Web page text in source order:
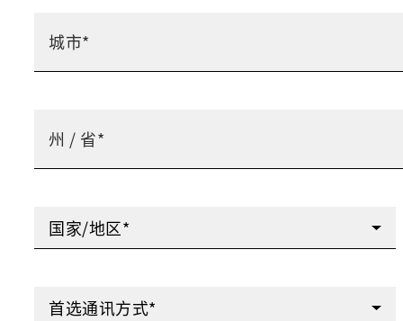
国家/地区*
首选通讯方式*